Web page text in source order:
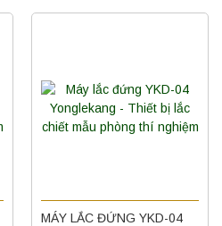
MÁY LẮC ĐỨNG YKD-04